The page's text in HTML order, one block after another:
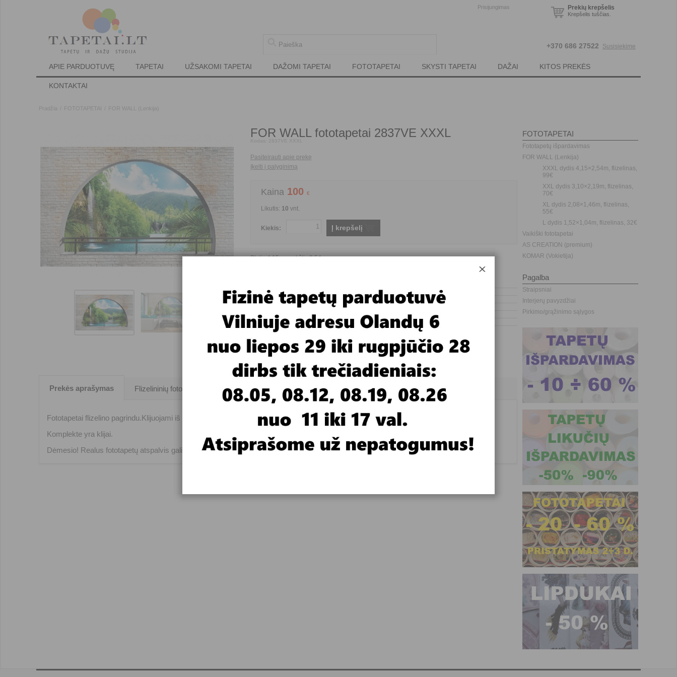
Prisijungimas Prekių krepšelis
Krepšelis tuščias.
+370 686 27522 Susisiekime
APIE PARDUOTUVĘ TAPETAI UŽSAKOMI TAPETAI DAŽOMI TAPETAI FOTOTAPETAI SKYSTI TAPETAI DAŽAI KITOS PREKĖS
KONTAKTAI
Pradžia FOTOTAPETAI FOR WALL (Lenkija)
FOR WALL fototapetai 2837VE XXXL
Kodas: 2837VE XXXL
Pasiteirauti apie prekę
Įkelti į palyginimą
Kaina 100 €
Likutis: 10 vnt.
Kiekis: Į krepšelį
Plotis 4,15m , aukštis 2,54m
Yra prekyboje ar užsakomi
Fototapeto pagrindas
Flizelinas
Fototapeto tematika
Gamta
Fototapeto plotis
daugiau kaip 4 metrai
Fototapeto aukštis
daugiau kaip 2 metrai
Fototapeto kaina
nuo 100 iki 199,99 €
Prekės aprašymas Flizelininių fototapetų klijavimas Video medžiaga
Fototapetai flizelino pagrindu.Klijuojami iš keturių 1,04m pločio juostų per visą fototapetų aukštį.
Komplekte yra klijai.
Dėmesio! Realus fototapetų atspalvis gali nežymiai skirtis nuo pavyzdžio monitoriuje.
FOTOTAPETAI
Fototapetų išpardavimas
FOR WALL (Lenkija)
XXXL dydis 4,15×2,54m, flizelinas,
99€
XXL dydis 3,10×2,19m, flizelinas,
70€
XL dydis 2,08×1,46m, flizelinas,
55€
L dydis 1,52×1,04m, flizelinas, 32€
Vaikiški fototapetai
AS CREATION (premium)
KOMAR (Vokietija)
Pagalba
Straipsniai
Interjerų pavyzdžiai
Pirkimo/grąžinimo sąlygos